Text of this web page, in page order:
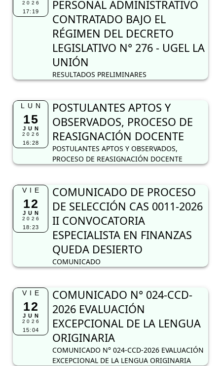
2026
17:19
PERSONAL ADMINISTRATIVO
CONTRATADO BAJO EL
RÉGIMEN DEL DECRETO
LEGISLATIVO N° 276 - UGEL LA
UNIÓN
RESULTADOS PRELIMINARES
LUN
15
JUN
2026
16:28
POSTULANTES APTOS Y
OBSERVADOS, PROCESO DE
REASIGNACIÓN DOCENTE
POSTULANTES APTOS Y OBSERVADOS,
PROCESO DE REASIGNACIÓN DOCENTE
VIE
12
JUN
2026
18:23
COMUNICADO DE PROCESO
DE SELECCIÓN CAS 0011-2026
II CONVOCATORIA
ESPECIALISTA EN FINANZAS
QUEDA DESIERTO
COMUNICADO
VIE
12
JUN
2026
15:04
COMUNICADO N° 024-CCD-
2026 EVALUACIÓN
EXCEPCIONAL DE LA LENGUA
ORIGINARIA
COMUNICADO N° 024-CCD-2026 EVALUACIÓN
EXCEPCIONAL DE LA LENGUA ORIGINARIA